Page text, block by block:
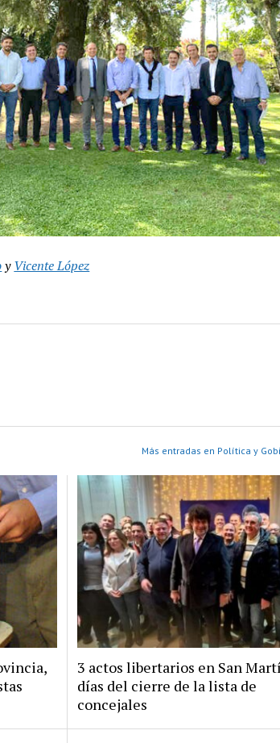
yVicente López
Más entradas en Política y
3 actos libertarios en San
días del cierre de la lista de
concejales